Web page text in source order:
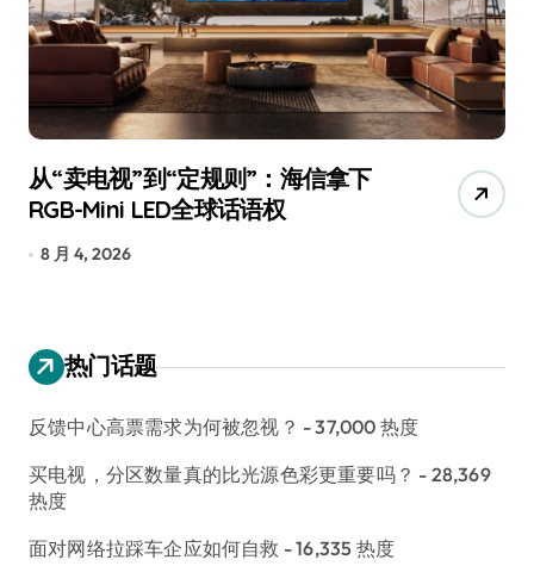
追觅、石头科技注意：你们的扫地机
已被美国认定为“战略武器”
7 月 30, 2026
热门话题
反馈中心高票需求为何被忽视？ - 37,000 热度
买电视，分区数量真的比光源色彩更重要吗？ - 28,369
热度
面对网络拉踩车企应如何自救 - 16,335 热度